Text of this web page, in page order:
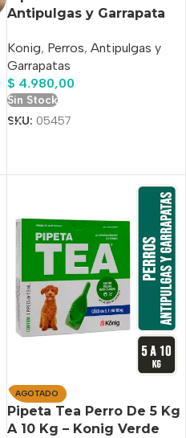
Antipulgas y Garrapata
Konig, Perros, Antipulgas y
Garrapatas
$ 4.980,00
Sin Stock
SKU: 05457
AGOTADO
Pipeta Tea Perro De 5 Kg
A 10 Kg – Konig Verde